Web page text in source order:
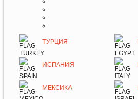
ТУРЦИЯ
ИСПАНИЯ
МЕКСИКА